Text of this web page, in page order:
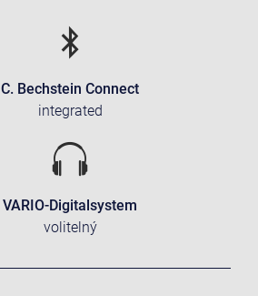
C. Bechstein Connect
integrated
VARIO-Digitalsystem
volitelný